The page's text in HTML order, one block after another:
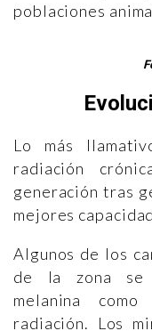
poblaciones
Lo más
radiación
generación tras
mejores
Algunos de los
de la zona se
melanina
radiación. Los